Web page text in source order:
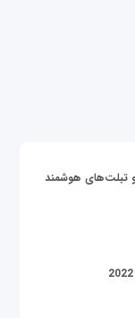
تبلت‌های هوشمند